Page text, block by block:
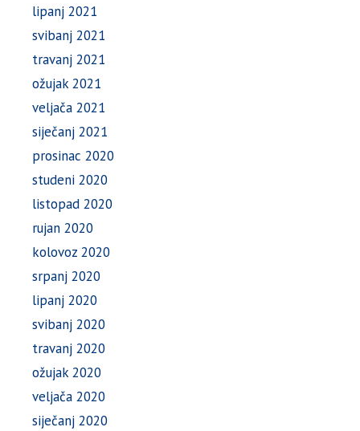
lipanj 2021
svibanj 2021
travanj 2021
ožujak 2021
veljača 2021
siječanj 2021
prosinac 2020
studeni 2020
listopad 2020
rujan 2020
kolovoz 2020
srpanj 2020
lipanj 2020
svibanj 2020
travanj 2020
ožujak 2020
veljača 2020
siječanj 2020